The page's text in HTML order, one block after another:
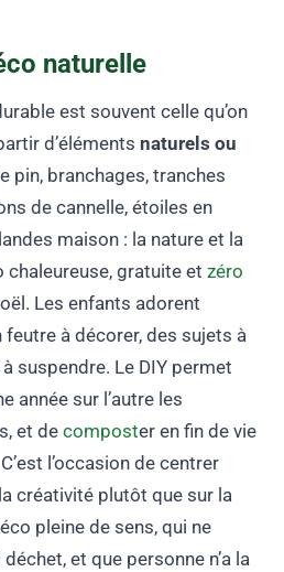
naturelle
est souvent celle qu’on
d’élémentsnaturels ou
pin, branchages, tranches
de cannelle, étoiles en
maison : la nature et la
chaleureuse, gratuite etzéro
Les enfants adorent
feutre à décorer, des sujets à
suspendre. Le DIY permet
année sur l’autre les
et decomposter en fin de vie
l’occasion de centrer
créativité plutôt que sur la
pleine de sens, qui ne
et que personne n’a la